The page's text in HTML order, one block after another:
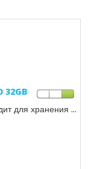
32GB
для хранения ...